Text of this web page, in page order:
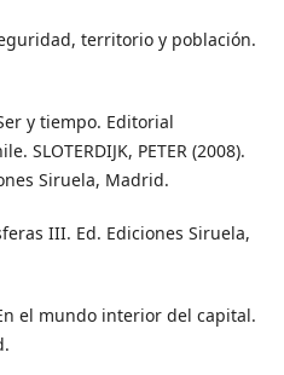
territorio y población.
y tiempo. Editorial
SLOTERDIJK, PETER (2008).
Siruela, Madrid.
III. Ed. Ediciones Siruela,
En el mundo interior del capital.